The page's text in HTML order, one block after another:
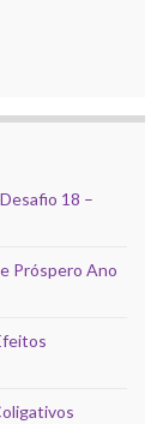
18 –
Próspero Ano